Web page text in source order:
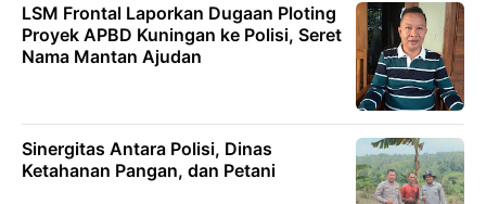
LSM Frontal Laporkan Dugaan Ploting
Proyek APBD Kuningan ke Polisi, Seret
Nama Mantan Ajudan
Sinergitas Antara Polisi, Dinas
Ketahanan Pangan, dan Petani